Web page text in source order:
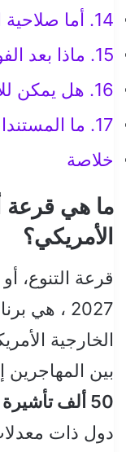
14. أما صلاحية التأشيرة والإقامة ؟
15. ماذا بعد الفوز في قرعة أمريكا؟
16. هل يمكن للأسرة التقديم معًا؟
17. ما المستندات المطلوبة بعد الفوز؟
خلاصة
ما هي قرعة
الأمريكي؟
قرعة التنوع،
2027 ،
الخارجية
بين المهاجرين
50 ألف تأشيرة هجرة سنويًا
دول ذات